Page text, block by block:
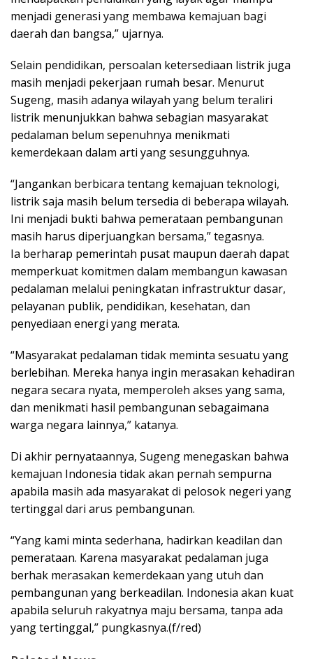
menjadi generasi yang membawa kemajuan bagi
daerah dan bangsa,” ujarnya.
Selain pendidikan, persoalan ketersediaan listrik juga
masih menjadi pekerjaan rumah besar. Menurut
Sugeng, masih adanya wilayah yang belum teraliri
listrik menunjukkan bahwa sebagian masyarakat
pedalaman belum sepenuhnya menikmati
kemerdekaan dalam arti yang sesungguhnya.
“Jangankan berbicara tentang kemajuan teknologi,
listrik saja masih belum tersedia di beberapa wilayah.
Ini menjadi bukti bahwa pemerataan pembangunan
masih harus diperjuangkan bersama,” tegasnya.
Ia berharap pemerintah pusat maupun daerah dapat
memperkuat komitmen dalam membangun kawasan
pedalaman melalui peningkatan infrastruktur dasar,
pelayanan publik, pendidikan, kesehatan, dan
penyediaan energi yang merata.
“Masyarakat pedalaman tidak meminta sesuatu yang
berlebihan. Mereka hanya ingin merasakan kehadiran
negara secara nyata, memperoleh akses yang sama,
dan menikmati hasil pembangunan sebagaimana
warga negara lainnya,” katanya.
Di akhir pernyataannya, Sugeng menegaskan bahwa
kemajuan Indonesia tidak akan pernah sempurna
apabila masih ada masyarakat di pelosok negeri yang
tertinggal dari arus pembangunan.
“Yang kami minta sederhana, hadirkan keadilan dan
pemerataan. Karena masyarakat pedalaman juga
berhak merasakan kemerdekaan yang utuh dan
pembangunan yang berkeadilan. Indonesia akan kuat
apabila seluruh rakyatnya maju bersama, tanpa ada
yang tertinggal,” pungkasnya.(f/red)